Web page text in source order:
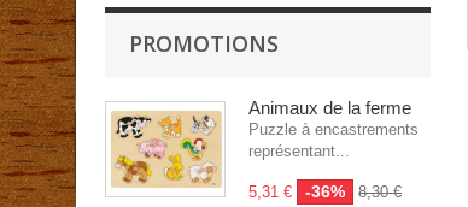
PROMOTIONS
Animaux de la ferme
Puzzle à encastrements
représentant...
5,31 € -36% 8,30 €